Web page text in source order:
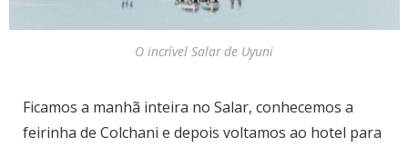
O incrível Salar de Uyuni
Ficamos a manhã inteira no Salar, conhecemos a
feirinha de Colchani e depois voltamos ao hotel para